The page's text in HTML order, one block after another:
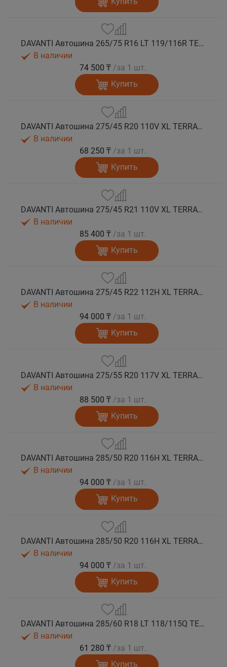
DAVANTI Автошина 265/75 R16 LT 119/116R TERRATOURA A/T RWL 8PR RPR M+S
В наличии
74 500 ₸ /за 1 шт.
Купить
DAVANTI Автошина 275/45 R20 110V XL TERRATOURA A/T RWL RPR M+S
В наличии
68 250 ₸ /за 1 шт.
Купить
DAVANTI Автошина 275/45 R21 110V XL TERRATOURA A/T RBL RPR M+S
В наличии
85 400 ₸ /за 1 шт.
Купить
DAVANTI Автошина 275/45 R22 112H XL TERRATOURA A/T RWL RPR M+S
В наличии
94 000 ₸ /за 1 шт.
Купить
DAVANTI Автошина 275/55 R20 117V XL TERRATOURA A/T RWL RPR M+S
В наличии
88 500 ₸ /за 1 шт.
Купить
DAVANTI Автошина 285/50 R20 116H XL TERRATOURA A/T RBL RPR M+S
В наличии
94 000 ₸ /за 1 шт.
Купить
DAVANTI Автошина 285/50 R20 116H XL TERRATOURA A/T RWL RPR M+S
В наличии
94 000 ₸ /за 1 шт.
Купить
DAVANTI Автошина 285/60 R18 LT 118/115Q TERRATOURA A/T RBL 8PR RPR M+S
В наличии
61 280 ₸ /за 1 шт.
Купить